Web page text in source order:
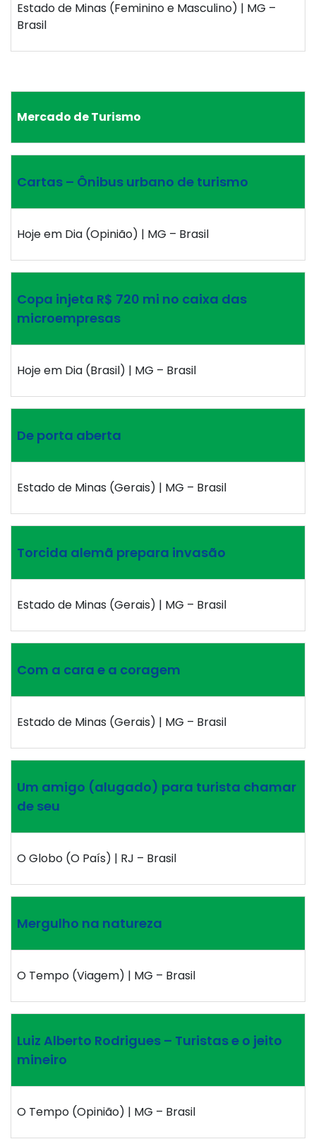
Estado de Minas (Feminino e Masculino) | MG –
Brasil
Mercado de Turismo
Cartas – Ônibus urbano de turismo
Hoje em Dia (Opinião) | MG – Brasil
Copa injeta R$ 720 mi no caixa das
microempresas
Hoje em Dia (Brasil) | MG – Brasil
De porta aberta
Estado de Minas (Gerais) | MG – Brasil
Torcida alemã prepara invasão
Estado de Minas (Gerais) | MG – Brasil
Com a cara e a coragem
Estado de Minas (Gerais) | MG – Brasil
Um amigo (alugado) para turista chamar
de seu
O Globo (O País) | RJ – Brasil
Mergulho na natureza
O Tempo (Viagem) | MG – Brasil
Luiz Alberto Rodrigues – Turistas e o jeito
mineiro
O Tempo (Opinião) | MG – Brasil